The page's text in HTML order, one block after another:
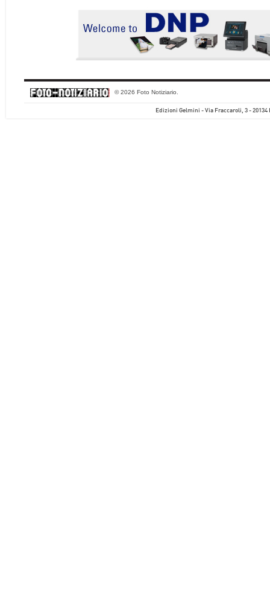
© 2026 Foto Notiziario.
Edizioni Gelmini - Via Fraccaroli, 3 - 20134